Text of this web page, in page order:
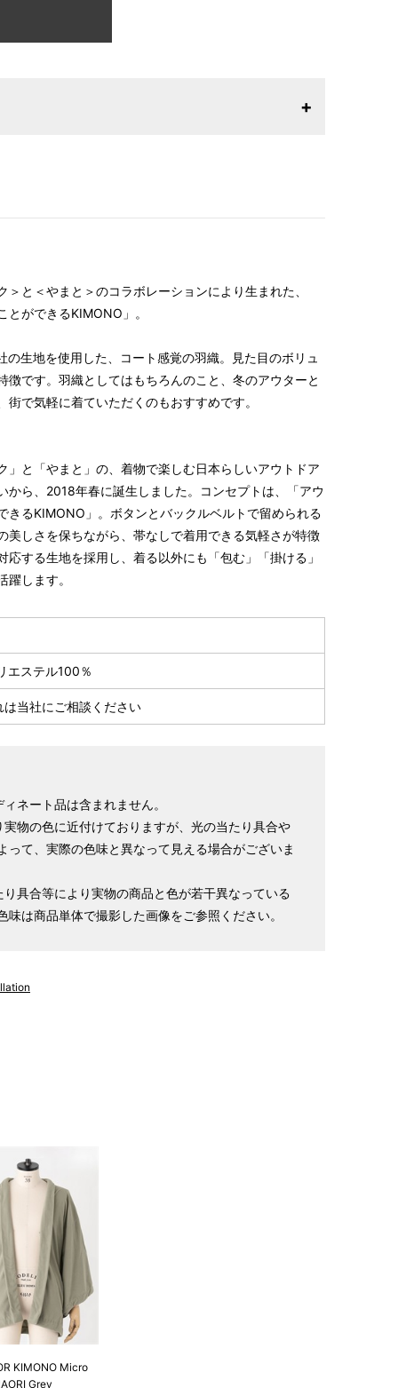
袖丈 裄 袖巾
47.5cm 69cm 35cm
49cm 74cm 38cm
１分＝約0.38cm
と＜やまと＞のコラボレーションにより生まれた、
とができるKIMONO」。
の生地を使用した、コート感覚の羽織。見た目のボリュ
徴です。羽織としてはもちろんのこと、冬のアウターと
街で気軽に着ていただくのもおすすめです。
」と「やまと」の、着物で楽しむ日本らしいアウトドア
から、2018年春に誕生しました。コンセプトは、「アウ
きるKIMONO」。ボタンとバックルベルトで留められる
美しさを保ちながら、帯なしで着用できる気軽さが特徴
する生地を採用し、着る以外にも「包む」「掛ける」
躍します。
エステル100％
は当社にご相談ください
ネート品は含まれません。
物の色に近付けておりますが、光の当たり具合や
って、実際の色味と異なって見える場合がございま
具合等により実物の商品と色が若干異なっている
は商品単体で撮影した画像をご参照ください。
KIMONO Micro
Grey